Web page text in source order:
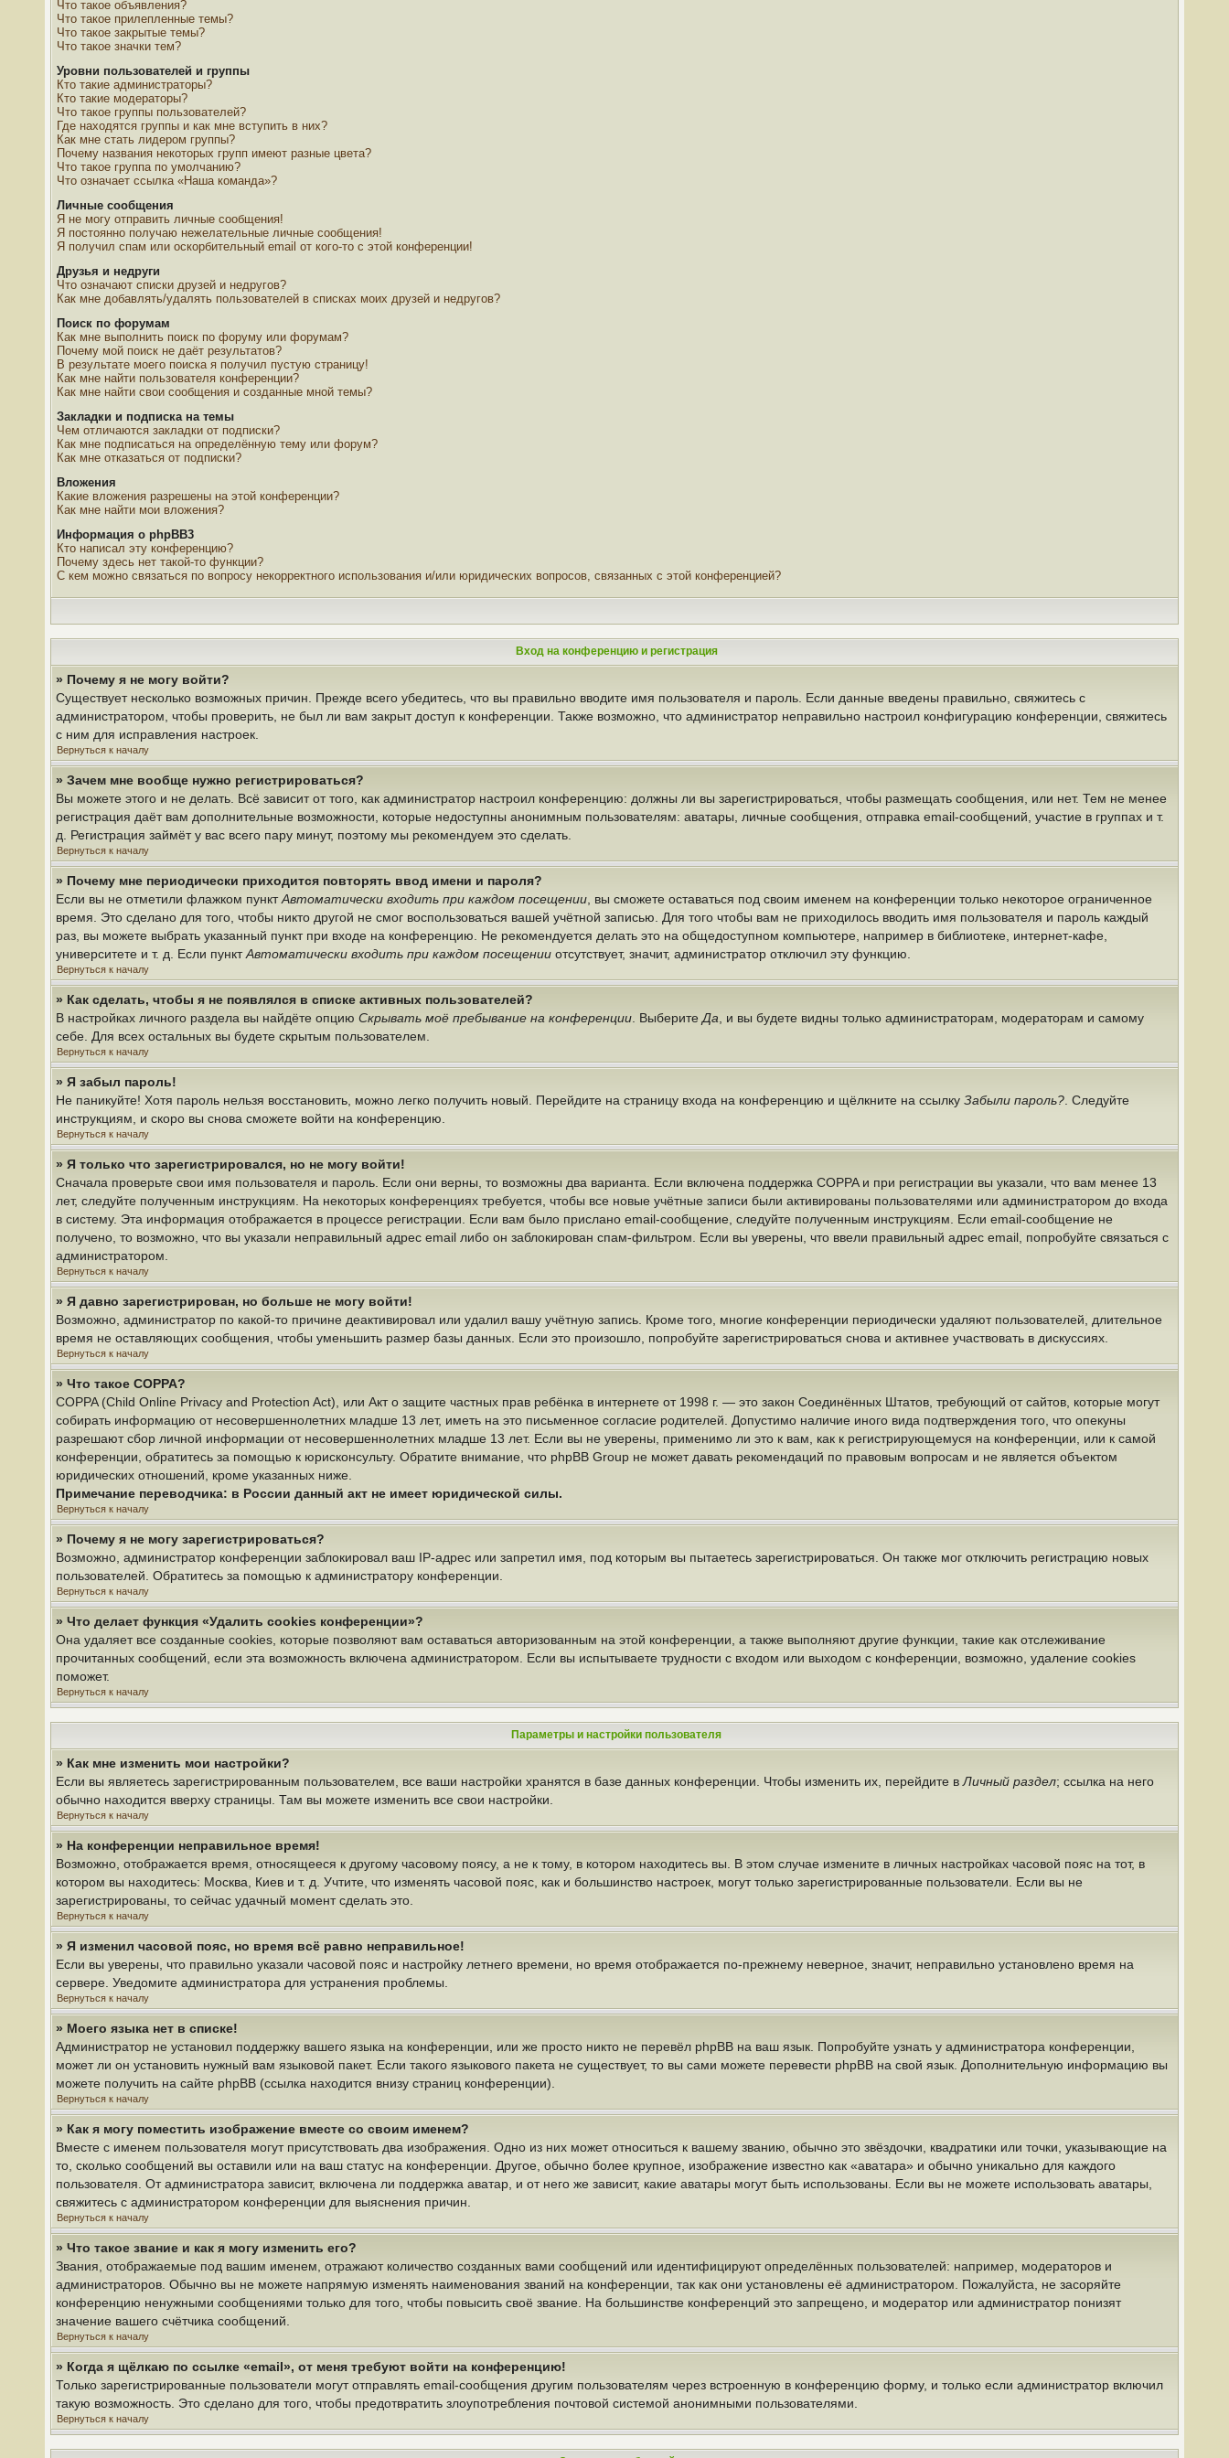
Что такое объявления?
Что такое прилепленные темы?
Что такое закрытые темы?
Что такое значки тем?
Уровни пользователей и группы
Кто такие администраторы?
Кто такие модераторы?
Что такое группы пользователей?
Где находятся группы и как мне вступить в них?
Как мне стать лидером группы?
Почему названия некоторых групп имеют разные цвета?
Что такое группа по умолчанию?
Что означает ссылка «Наша команда»?
Личные сообщения
Я не могу отправить личные сообщения!
Я постоянно получаю нежелательные личные сообщения!
Я получил спам или оскорбительный email от кого-то с этой конференции!
Друзья и недруги
Что означают списки друзей и недругов?
Как мне добавлять/удалять пользователей в списках моих друзей и недругов?
Поиск по форумам
Как мне выполнить поиск по форуму или форумам?
Почему мой поиск не даёт результатов?
В результате моего поиска я получил пустую страницу!
Как мне найти пользователя конференции?
Как мне найти свои сообщения и созданные мной темы?
Закладки и подписка на темы
Чем отличаются закладки от подписки?
Как мне подписаться на определённую тему или форум?
Как мне отказаться от подписки?
Вложения
Какие вложения разрешены на этой конференции?
Как мне найти мои вложения?
Информация о phpBB3
Кто написал эту конференцию?
Почему здесь нет такой-то функции?
С кем можно связаться по вопросу некорректного использования и/или юридических вопросов, связанных с этой конференцией?
Вход на конференцию и регистрация
» Почему я не могу войти?
Существует несколько возможных причин. Прежде всего убедитесь, что вы правильно вводите имя пользователя и пароль. Если данные введены правильно, свяжитесь с
администратором, чтобы проверить, не был ли вам закрыт доступ к конференции. Также возможно, что администратор неправильно настроил конфигурацию конференции, свяжитесь
с ним для исправления настроек.
Вернуться к началу
» Зачем мне вообще нужно регистрироваться?
Вы можете этого и не делать. Всё зависит от того, как администратор настроил конференцию: должны ли вы зарегистрироваться, чтобы размещать сообщения, или нет. Тем не менее
регистрация даёт вам дополнительные возможности, которые недоступны анонимным пользователям: аватары, личные сообщения, отправка email-сообщений, участие в группах и т.
д. Регистрация займёт у вас всего пару минут, поэтому мы рекомендуем это сделать.
Вернуться к началу
» Почему мне периодически приходится повторять ввод имени и пароля?
Если вы не отметили флажком пунктАвтоматически входить при каждом посещении , вы сможете оставаться под своим именем на конференции только некоторое ограниченное
время. Это сделано для того, чтобы никто другой не смог воспользоваться вашей учётной записью. Для того чтобы вам не приходилось вводить имя пользователя и пароль каждый
раз, вы можете выбрать указанный пункт при входе на конференцию. Не рекомендуется делать это на общедоступном компьютере, например в библиотеке, интернет-кафе,
университете и т. д. Если пунктАвтоматически входить при каждом посещении отсутствует, значит, администратор отключил эту функцию.
Вернуться к началу
» Как сделать, чтобы я не появлялся в списке активных пользователей?
В настройках личного раздела вы найдёте опцию Скрывать моё пребывание на конференции . Выберите Да , и вы будете видны только администраторам, модераторам и самому
себе. Для всех остальных вы будете скрытым пользователем.
Вернуться к началу
» Я забыл пароль!
Не паникуйте! Хотя пароль нельзя восстановить, можно легко получить новый. Перейдите на страницу входа на конференцию и щёлкните на ссылку Забыли пароль? . Следуйте
инструкциям, и скоро вы снова сможете войти на конференцию.
Вернуться к началу
» Я только что зарегистрировался, но не могу войти!
Сначала проверьте свои имя пользователя и пароль. Если они верны, то возможны два варианта. Если включена поддержка COPPA и при регистрации вы указали, что вам менее 13
лет, следуйте полученным инструкциям. На некоторых конференциях требуется, чтобы все новые учётные записи были активированы пользователями или администратором до входа
в систему. Эта информация отображается в процессе регистрации. Если вам было прислано email-сообщение, следуйте полученным инструкциям. Если email-сообщение не
получено, то возможно, что вы указали неправильный адрес email либо он заблокирован спам-фильтром. Если вы уверены, что ввели правильный адрес email, попробуйте связаться с
администратором.
Вернуться к началу
» Я давно зарегистрирован, но больше не могу войти!
Возможно, администратор по какой-то причине деактивировал или удалил вашу учётную запись. Кроме того, многие конференции периодически удаляют пользователей, длительное
время не оставляющих сообщения, чтобы уменьшить размер базы данных. Если это произошло, попробуйте зарегистрироваться снова и активнее участвовать в дискуссиях.
Вернуться к началу
» Что такое COPPA?
COPPA (Child Online Privacy and Protection Act), или Акт о защите частных прав ребёнка в интернете от 1998 г. — это закон Соединённых Штатов, требующий от сайтов, которые могут
собирать информацию от несовершеннолетних младше 13 лет, иметь на это письменное согласие родителей. Допустимо наличие иного вида подтверждения того, что опекуны
разрешают сбор личной информации от несовершеннолетних младше 13 лет. Если вы не уверены, применимо ли это к вам, как к регистрирующемуся на конференции, или к самой
конференции, обратитесь за помощью к юрисконсульту. Обратите внимание, что phpBB Group не может давать рекомендаций по правовым вопросам и не является объектом
юридических отношений, кроме указанных ниже.
Примечание переводчика: в России данный акт не имеет юридической силы.
Вернуться к началу
» Почему я не могу зарегистрироваться?
Возможно, администратор конференции заблокировал ваш IP-адрес или запретил имя, под которым вы пытаетесь зарегистрироваться. Он также мог отключить регистрацию новых
пользователей. Обратитесь за помощью к администратору конференции.
Вернуться к началу
» Что делает функция «Удалить cookies конференции»?
Она удаляет все созданные cookies, которые позволяют вам оставаться авторизованным на этой конференции, а также выполняют другие функции, такие как отслеживание
прочитанных сообщений, если эта возможность включена администратором. Если вы испытываете трудности с входом или выходом с конференции, возможно, удаление cookies
поможет.
Вернуться к началу
Параметры и настройки пользователя
» Как мне изменить мои настройки?
Если вы являетесь зарегистрированным пользователем, все ваши настройки хранятся в базе данных конференции. Чтобы изменить их, перейдите в Личный раздел; ссылка на него
обычно находится вверху страницы. Там вы можете изменить все свои настройки.
Вернуться к началу
» На конференции неправильное время!
Возможно, отображается время, относящееся к другому часовому поясу, а не к тому, в котором находитесь вы. В этом случае измените в личных настройках часовой пояс на тот, в
котором вы находитесь: Москва, Киев и т. д. Учтите, что изменять часовой пояс, как и большинство настроек, могут только зарегистрированные пользователи. Если вы не
зарегистрированы, то сейчас удачный момент сделать это.
Вернуться к началу
» Я изменил часовой пояс, но время всё равно неправильное!
Если вы уверены, что правильно указали часовой пояс и настройку летнего времени, но время отображается по-прежнему неверное, значит, неправильно установлено время на
сервере. Уведомите администратора для устранения проблемы.
Вернуться к началу
» Моего языка нет в списке!
Администратор не установил поддержку вашего языка на конференции, или же просто никто не перевёл phpBB на ваш язык. Попробуйте узнать у администратора конференции,
может ли он установить нужный вам языковой пакет. Если такого языкового пакета не существует, то вы сами можете перевести phpBB на свой язык. Дополнительную информацию вы
можете получить на сайте phpBB (ссылка находится внизу страниц конференции).
Вернуться к началу
» Как я могу поместить изображение вместе со своим именем?
Вместе с именем пользователя могут присутствовать два изображения. Одно из них может относиться к вашему званию, обычно это звёздочки, квадратики или точки, указывающие на
то, сколько сообщений вы оставили или на ваш статус на конференции. Другое, обычно более крупное, изображение известно как «аватара» и обычно уникально для каждого
пользователя. От администратора зависит, включена ли поддержка аватар, и от него же зависит, какие аватары могут быть использованы. Если вы не можете использовать аватары,
свяжитесь с администратором конференции для выяснения причин.
Вернуться к началу
» Что такое звание и как я могу изменить его?
Звания, отображаемые под вашим именем, отражают количество созданных вами сообщений или идентифицируют определённых пользователей: например, модераторов и
администраторов. Обычно вы не можете напрямую изменять наименования званий на конференции, так как они установлены её администратором. Пожалуйста, не засоряйте
конференцию ненужными сообщениями только для того, чтобы повысить своё звание. На большинстве конференций это запрещено, и модератор или администратор понизят
значение вашего счётчика сообщений.
Вернуться к началу
» Когда я щёлкаю по ссылке «email», от меня требуют войти на конференцию!
Только зарегистрированные пользователи могут отправлять email-сообщения другим пользователям через встроенную в конференцию форму, и только если администратор включил
такую возможность. Это сделано для того, чтобы предотвратить злоупотребления почтовой системой анонимными пользователями.
Вернуться к началу